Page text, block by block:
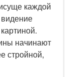
каждой
начинают
стройной,